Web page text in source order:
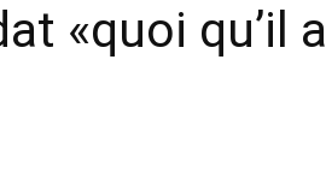
«quoi qu’il